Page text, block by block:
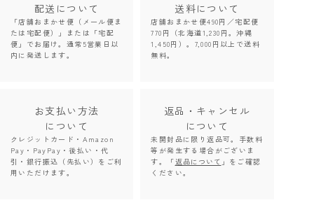
配送について
「店舗おまかせ便（メール便ま
たは宅配便）」または「宅配
便」でお届け。通常5営業日以
内に発送します。
送料について
店舗おまかせ便490円／宅配便
770円（北海道1,230円。沖縄
1,450円）。7,000円以上で送料
無料。
お支払い方法
について
クレジットカード・Amazon
Pay・PayPay・後払い・代
引・銀行振込（先払い）をご利
用いただけます。
返品・キャンセル
について
未開封品に限り返品可。手数料
等が発生する場合がございま
す。「返品について 」をご確認
ください。